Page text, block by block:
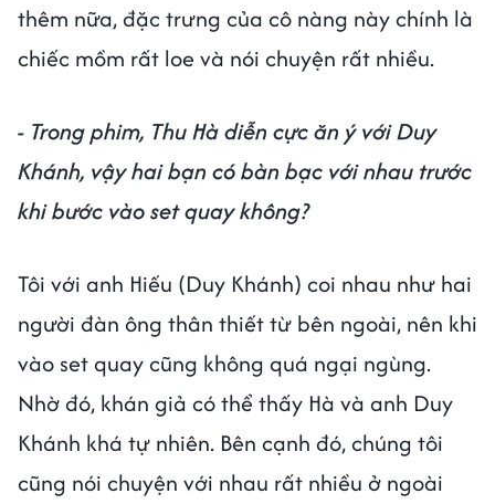
thêm nữa, đặc trưng của cô nàng này chính là
chiếc mồm rất loe và nói chuyện rất nhiều.
- Trong phim, Thu Hà diễn cực ăn ý với Duy
Khánh, vậy hai bạn có bàn bạc với nhau trước
khi bước vào set quay không?
Tôi với anh Hiếu (Duy Khánh) coi nhau như hai
người đàn ông thân thiết từ bên ngoài, nên khi
vào set quay cũng không quá ngại ngùng.
Nhờ đó, khán giả có thể thấy Hà và anh Duy
Khánh khá tự nhiên. Bên cạnh đó, chúng tôi
cũng nói chuyện với nhau rất nhiều ở ngoài